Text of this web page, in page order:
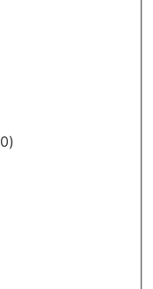
0)